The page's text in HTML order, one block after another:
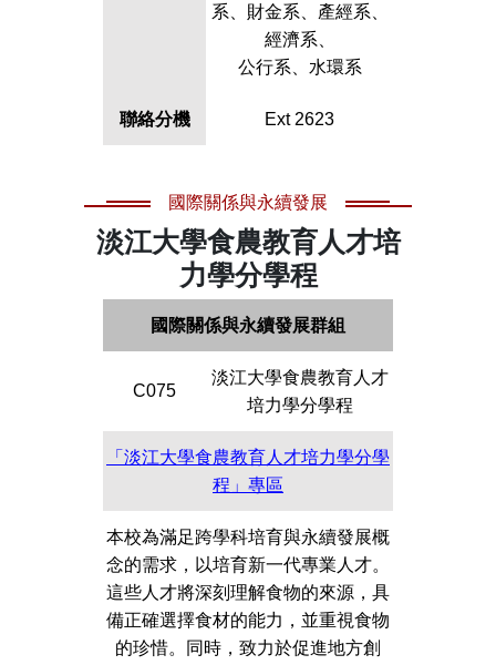
系、財金系、產經系、
經濟系、
公行系、水環系
聯絡分機 Ext 2623
國際關係與永續發展
淡江大學食農教育人才培
力學分學程
國際關係與永續發展群組
C075
淡江大學食農教育人才
培力學分學程
「淡江大學食農教育人才培力學分學
程」專區
本校為滿足跨學科培育與永續發展概
念的需求，以培育新一代專業人才。
這些人才將深刻理解食物的來源，具
備正確選擇食材的能力，並重視食物
的珍惜。同時，致力於促進地方創